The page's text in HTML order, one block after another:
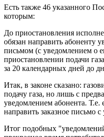
Есть также 46 указанного
которым:
До приостановления
обязан направить абоненту
письмом (с уведомлением о
приостановлении подачи
за 20 календарных дней до
Итак, в законе сказано:
подачу газа, но лишь с
уведомлением абонента. Т.е.
направить заказное письмо
Итог подобных